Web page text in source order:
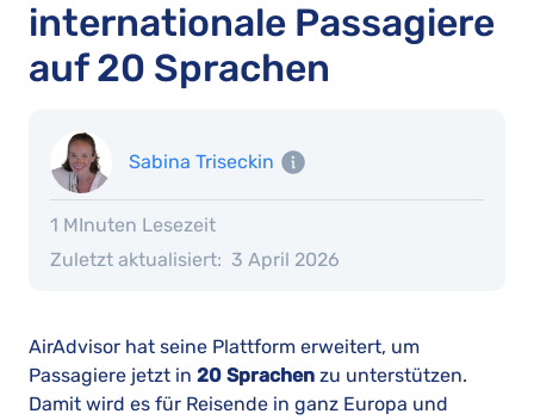
internationale Passagiere
auf 20 Sprachen
Sabina Triseckin
1 MInuten Lesezeit
Zuletzt aktualisiert: 3 April 2026
AirAdvisor hat seine Plattform erweitert, um
Passagiere jetzt in 20 Sprachen zu unterstützen.
Damit wird es für Reisende in ganz Europa und